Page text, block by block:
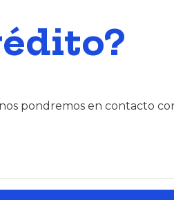
pondremos en contacto